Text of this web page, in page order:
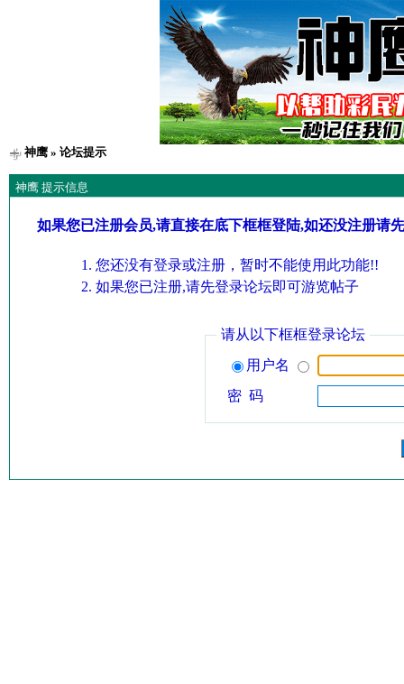
神鹰» 论坛提示
神鹰 提示信息
如果您已注册会员,请直接在底下框框登陆,如还没注册请
您还没有登录或注册，暂时不能使用此功能!!
如果您已注册,请先登录论坛即可游览帖子
请从以下框框登录论坛
用户名
密 码